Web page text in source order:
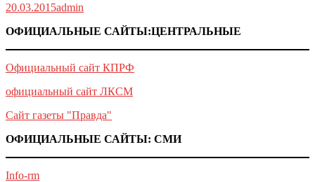
20.03.2015admin
ОФИЦИАЛЬНЫЕ САЙТЫ:ЦЕНТРАЛЬНЫЕ
Официальный сайт КПРФ
официальный сайт ЛКСМ
Сайт газеты "Правда"
ОФИЦИАЛЬНЫЕ САЙТЫ: СМИ
Info-rm